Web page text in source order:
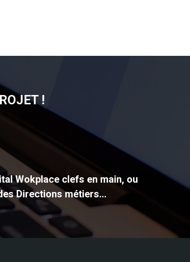
!
Wokplace clefs en main, ou
Directions métiers...